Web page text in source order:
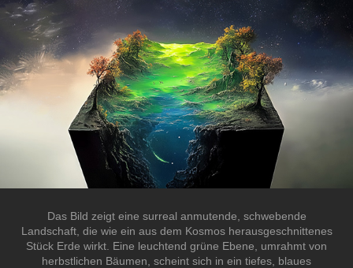
Das Bild zeigt eine surreal anmutende, schwebende
Landschaft, die wie ein aus dem Kosmos herausgeschnittenes
Stück Erde wirkt. Eine leuchtend grüne Ebene, umrahmt von
herbstlichen Bäumen, scheint sich in ein tiefes, blaues